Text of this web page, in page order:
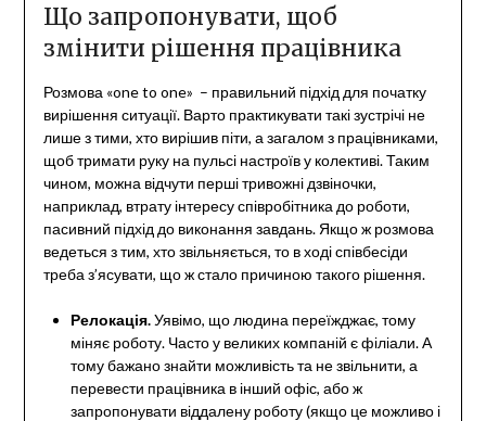
Що запропонувати, щоб
змінити рішення працівника
Розмова «one to one» – правильний підхід для початку
вирішення ситуації. Варто практикувати такі зустрічі не
лише з тими, хто вирішив піти, а загалом з працівниками,
щоб тримати руку на пульсі настроїв у колективі. Таким
чином, можна відчути перші тривожні дзвіночки,
наприклад, втрату інтересу співробітника до роботи,
пасивний підхід до виконання завдань. Якщо ж розмова
ведеться з тим, хто звільняється, то в ході співбесіди
треба з’ясувати, що ж стало причиною такого рішення.
Релокація.Уявімо, що людина переїжджає, тому
міняє роботу. Часто у великих компаній є філіали. А
тому бажано знайти можливість та не звільнити, а
перевести працівника в інший офіс, або ж
запропонувати віддалену роботу (якщо це можливо і